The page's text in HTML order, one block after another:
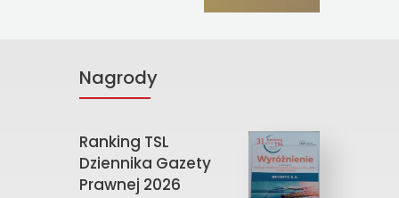
Nagrody
Ranking TSL
Dziennika Gazety
Prawnej 2026